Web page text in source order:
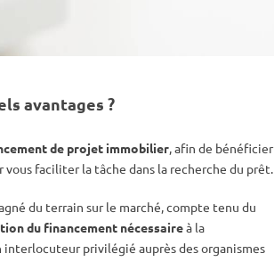
avantages ?
de projet immobilier, afin de bénéficier
faciliter la tâche dans la recherche du prêt.
du terrain sur le marché, compte tenu du
du financement nécessaireà la
privilégié auprès des organismes